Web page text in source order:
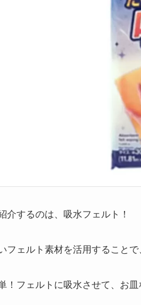
介するのは、吸水フェルト！
フェルト素材を活用することで
！フェルトに吸水させて、お皿